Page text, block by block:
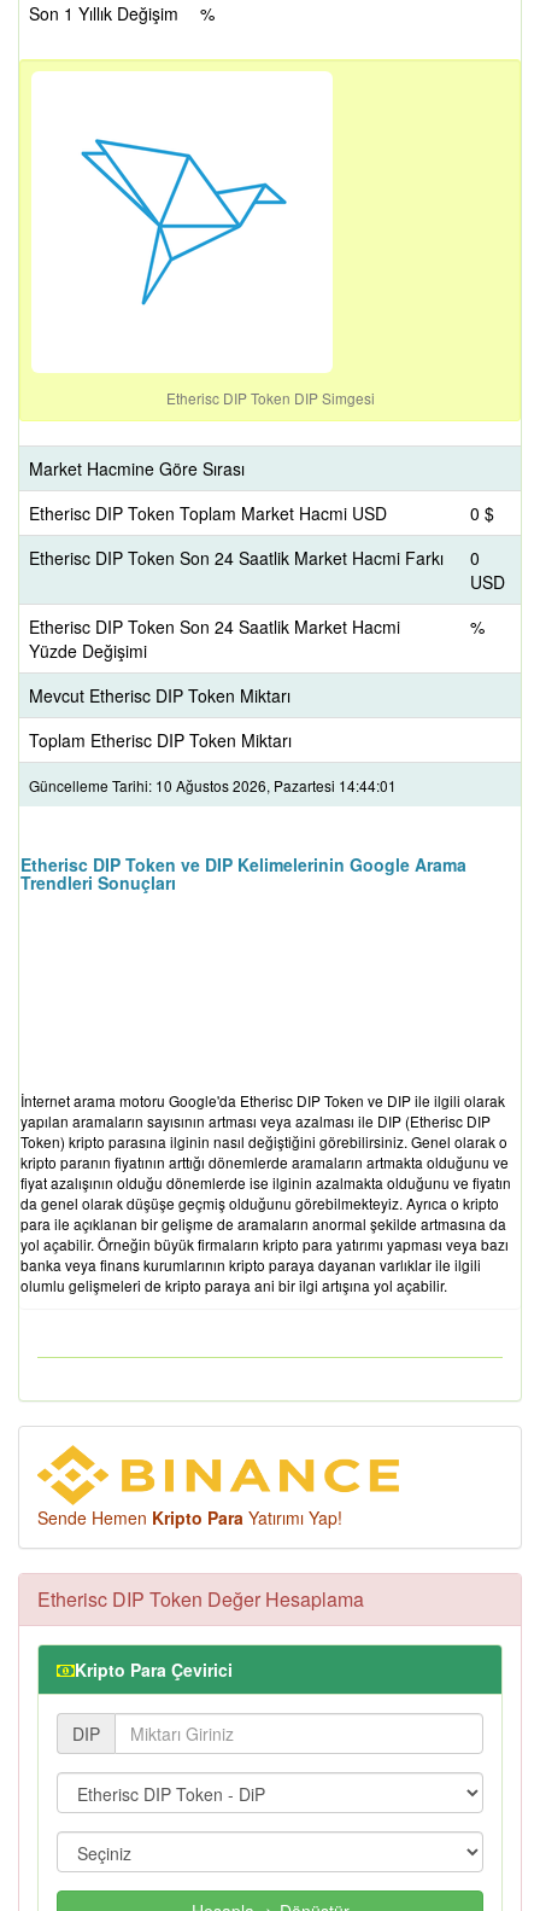
Son 1 Yıllık Değişim %
Etherisc DIP Token DIP Simgesi
Market Hacmine Göre Sırası
Etherisc DIP Token Toplam Market Hacmi USD
0 $
Etherisc DIP Token Son 24 Saatlik Market Hacmi Farkı
0
USD
Etherisc DIP Token Son 24 Saatlik Market Hacmi
Yüzde Değişimi
%
Mevcut Etherisc DIP Token Miktarı
Toplam Etherisc DIP Token Miktarı
Güncelleme Tarihi: 10 Ağustos 2026, Pazartesi 14:44:01
Etherisc DIP Token ve DIP Kelimelerinin Google Arama
Trendleri Sonuçları
İnternet arama motoru Google'da Etherisc DIP Token ve DIP ile ilgili olarak
yapılan aramaların sayısının artması veya azalması ile DIP (Etherisc DIP
Token) kripto parasına ilginin nasıl değiştiğini görebilirsiniz. Genel olarak o
kripto paranın fiyatının arttığı dönemlerde aramaların artmakta olduğunu ve
fiyat azalışının olduğu dönemlerde ise ilginin azalmakta olduğunu ve fiyatın
da genel olarak düşüşe geçmiş olduğunu görebilmekteyiz. Ayrıca o kripto
para ile açıklanan bir gelişme de aramaların anormal şekilde artmasına da
yol açabilir. Örneğin büyük firmaların kripto para yatırımı yapması veya bazı
banka veya finans kurumlarının kripto paraya dayanan varlıklar ile ilgili
olumlu gelişmeleri de kripto paraya ani bir ilgi artışına yol açabilir.
Sende Hemen Kripto Para Yatırımı Yap!
Etherisc DIP Token Değer Hesaplama
Kripto Para Çevirici
DIP